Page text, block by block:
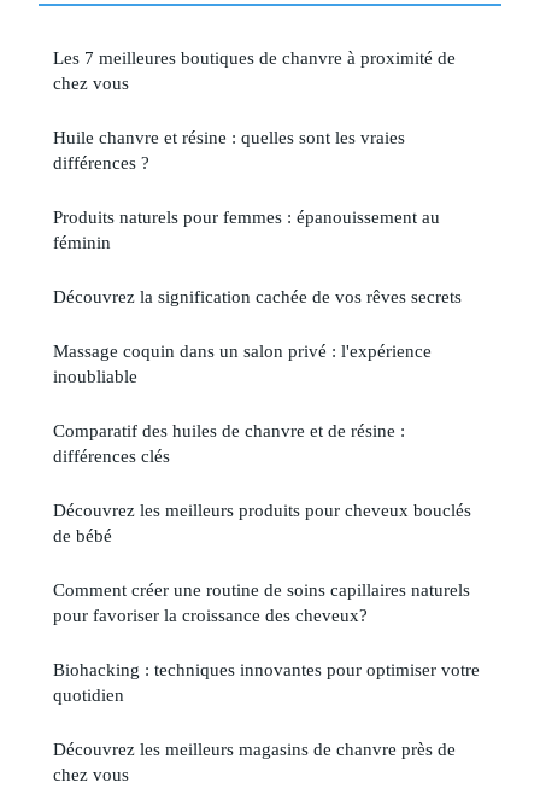
Les 7 meilleures boutiques de chanvre à proximité de
chez vous
Huile chanvre et résine : quelles sont les vraies
différences ?
Produits naturels pour femmes : épanouissement au
féminin
Découvrez la signification cachée de vos rêves secrets
Massage coquin dans un salon privé : l'expérience
inoubliable
Comparatif des huiles de chanvre et de résine :
différences clés
Découvrez les meilleurs produits pour cheveux bouclés
de bébé
Comment créer une routine de soins capillaires naturels
pour favoriser la croissance des cheveux?
Biohacking : techniques innovantes pour optimiser votre
quotidien
Découvrez les meilleurs magasins de chanvre près de
chez vous